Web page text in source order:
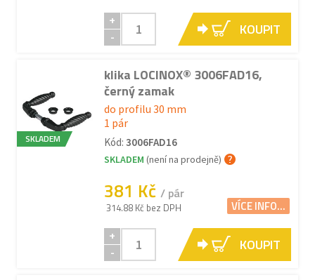
+
-
KOUPIT
SKLADEM
klika LOCINOX® 3006FAD16,
černý zamak
do profilu 30 mm
1 pár
Kód: 3006FAD16
SKLADEM (není na prodejně)
381 Kč / pár
314.88 Kč bez DPH VÍCE INFO...
+
-
KOUPIT